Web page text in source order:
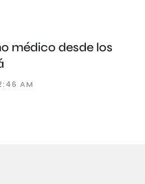
médico desde los
AM